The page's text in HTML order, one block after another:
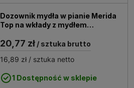
Dozownik mydła w pianie Merida
Top na wkłady z mydłem
20,77 zł / sztuka brutto
16,89 zł / sztuka netto
1 Dostępność w sklepie